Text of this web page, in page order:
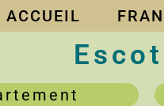
ACCUEIL
Escot